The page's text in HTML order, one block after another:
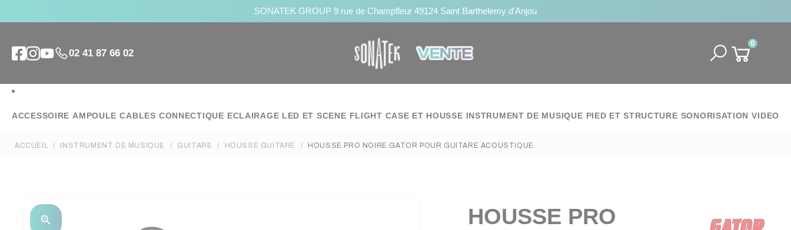
SONATEK GROUP 9 rue de Champfleur 49124 Saint Barthelemy d'Anjou
02 41 87 66 02
0
ACCESSOIRE AMPOULE CABLES CONNECTIQUE ECLAIRAGE LED ET SCENE FLIGHT CASE ET HOUSSE INSTRUMENT DE MUSIQUE PIED ET STRUCTURE SONORISATION VIDEO
ACCUEIL INSTRUMENT DE MUSIQUE GUITARE HOUSSE GUITARE HOUSSE PRO NOIRE GATOR POUR GUITARE ACOUSTIQUE
zoom_in
HOUSSE PRO